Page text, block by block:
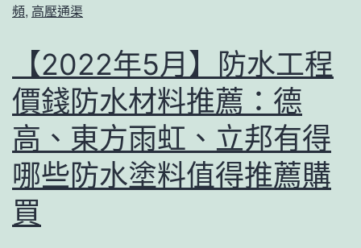
頻, 高壓通渠
【2022年5月】防水工程
價錢防水材料推薦：德
高、東方雨虹、立邦有得
哪些防水塗料值得推薦購
買